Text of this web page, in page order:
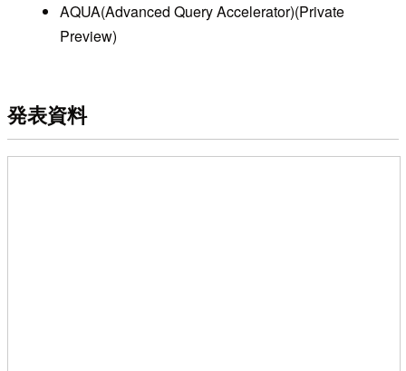
AQUA(Advanced Query Accelerator)(Private
Preview)
発表資料